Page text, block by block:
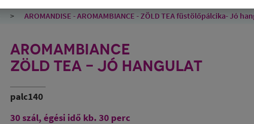
AROMANDISE - AROMAMBIANCE - ZÖLD TEA füstölőpálcika- Jó
AROMAMBIANCE
ZÖLD TEA - JÓ HANGULAT
palc140
30 szál, égési idő kb. 30 perc